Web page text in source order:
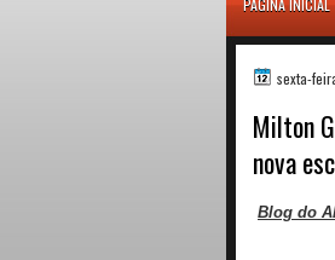
PÁGINA INICIAL
sexta-
Milton
nova
Blog do